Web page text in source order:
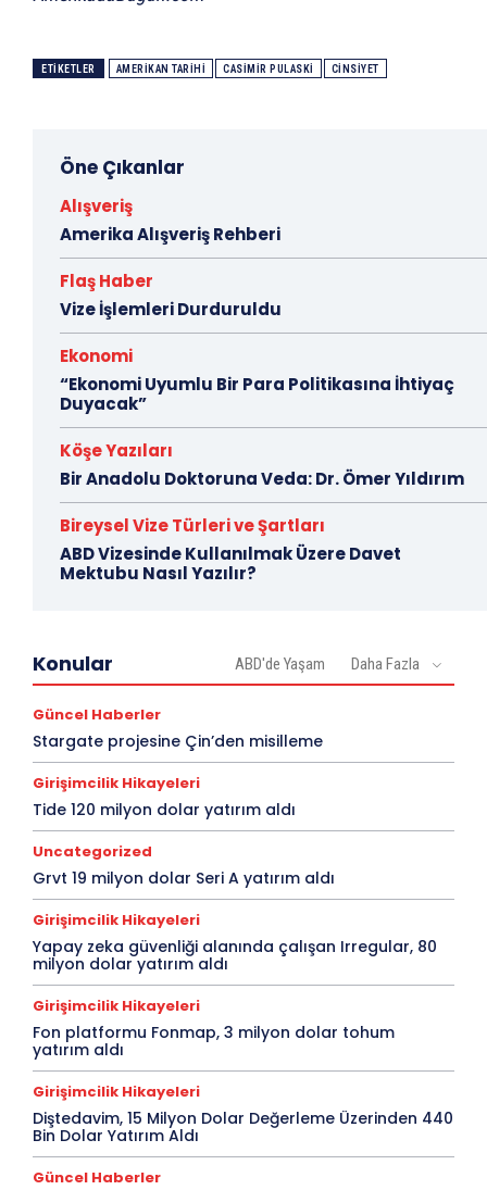
ETIKETLER AMERIKAN TARIHI CASIMIR PULASKI CINSIYET
Öne Çıkanlar
Alışveriş
Amerika Alışveriş Rehberi
Flaş Haber
Vize İşlemleri Durduruldu
Ekonomi
“Ekonomi Uyumlu Bir Para Politikasına İhtiyaç
Duyacak”
Köşe Yazıları
Bir Anadolu Doktoruna Veda: Dr. Ömer Yıldırım
Bireysel Vize Türleri ve Şartları
ABD Vizesinde Kullanılmak Üzere Davet
Mektubu Nasıl Yazılır?
Konular ABD'de Yaşam Daha Fazla
Güncel Haberler
Stargate projesine Çin’den misilleme
Girişimcilik Hikayeleri
Tide 120 milyon dolar yatırım aldı
Uncategorized
Grvt 19 milyon dolar Seri A yatırım aldı
Girişimcilik Hikayeleri
Yapay zeka güvenliği alanında çalışan Irregular, 80
milyon dolar yatırım aldı
Girişimcilik Hikayeleri
Fon platformu Fonmap, 3 milyon dolar tohum
yatırım aldı
Girişimcilik Hikayeleri
Diştedavim, 15 Milyon Dolar Değerleme Üzerinden 440
Bin Dolar Yatırım Aldı
Güncel Haberler